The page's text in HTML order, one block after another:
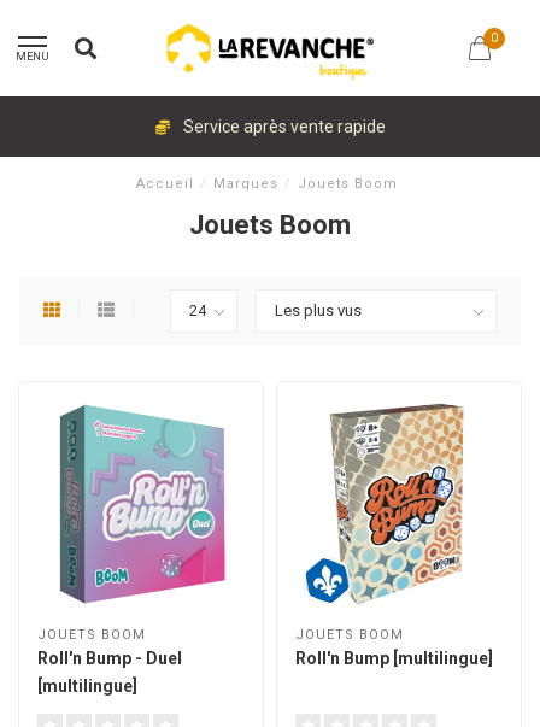
MENU
0
Service après vente rapide
Accueil / Marques / Jouets Boom
Jouets Boom
JOUETS BOOM
Roll'n Bump - Duel
[multilingue]
JOUETS BOOM
Roll'n Bump [multilingue]